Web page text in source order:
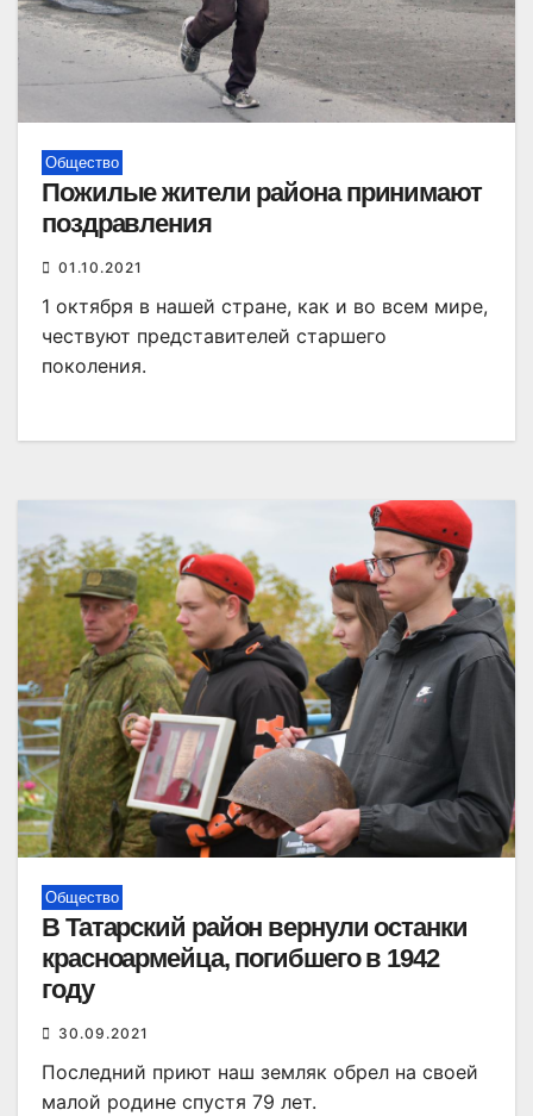
Общество
Пожилые жители района принимают
поздравления
01.10.2021
1 октября в нашей стране, как и во всем мире,
чествуют представителей старшего
поколения.
Общество
В Татарский район вернули останки
красноармейца, погибшего в 1942
году
30.09.2021
Последний приют наш земляк обрел на своей
малой родине спустя 79 лет.